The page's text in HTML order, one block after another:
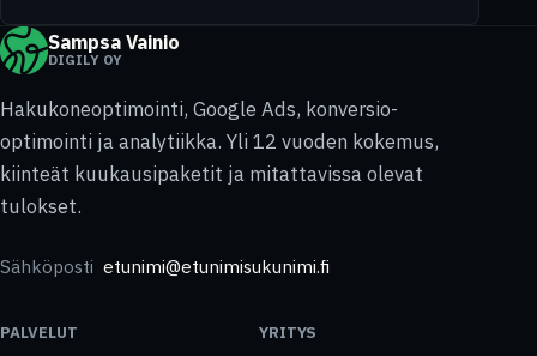
Sampsa Vainio
DIGILY OY
Hakukoneoptimointi, Google Ads, konversio-
optimointi ja analytiikka. Yli 12 vuoden kokemus,
kiinteät kuukausipaketit ja mitattavissa olevat
tulokset.
Sähköposti etunimi@etunimisukunimi.fi
PALVELUT YRITYS